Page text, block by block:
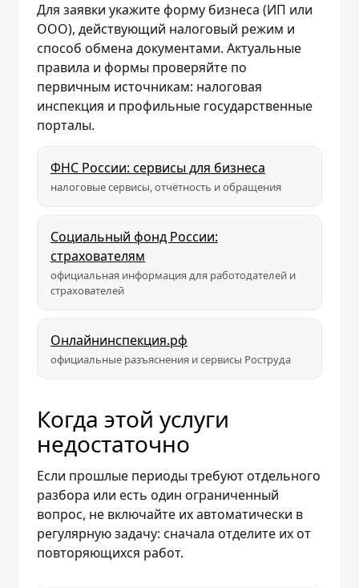
Для заявки укажите форму бизнеса (ИП или
ООО), действующий налоговый режим и
способ обмена документами. Актуальные
правила и формы проверяйте по
первичным источникам: налоговая
инспекция и профильные государственные
порталы.
ФНС России: сервисы для бизнеса
налоговые сервисы, отчётность и обращения
Социальный фонд России:
страхователям
официальная информация для работодателей и
страхователей
Онлайнинспекция.рф
официальные разъяснения и сервисы Роструда
Когда этой услуги
недостаточно
Если прошлые периоды требуют отдельного
разбора или есть один ограниченный
вопрос, не включайте их автоматически в
регулярную задачу: сначала отделите их от
повторяющихся работ.